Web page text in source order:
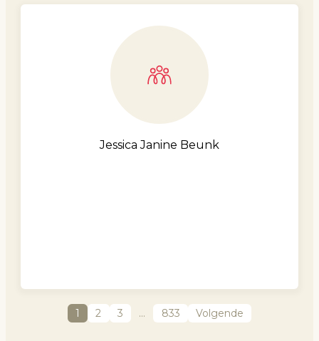
Jessica Janine Beunk
1 2 3 … 833 Volgende